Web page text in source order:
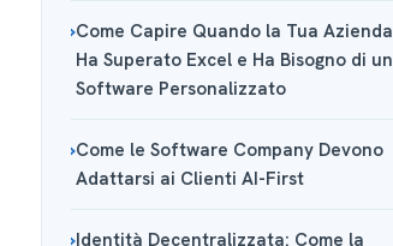
Come Capire Quando la Tua Azienda
Ha Superato Excel e Ha Bisogno di un
Software Personalizzato
Come le Software Company Devono
Adattarsi ai Clienti AI-First
Identità Decentralizzata: Come la